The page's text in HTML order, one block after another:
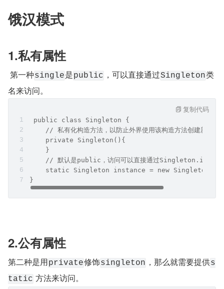
饿汉模式
1.私有属性
第一种single是public ，可以直接通过Singleton类
名来访问。
public class Singleton {
// 私有化构造方法，以防止外界使用该构造方法创建新的实
    private Singleton(){
    }
// 默认是public，访问可以直接通过
    static Singleton instance = new Singleton();
}
复制代码
2.公有属性
第二种是用private修饰singleton ，那么就需要提供s
tatic 方法来访问。